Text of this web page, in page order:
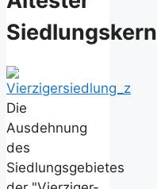
Siedlungskern
Die
Ausdehnung
des
Siedlungsgebietes